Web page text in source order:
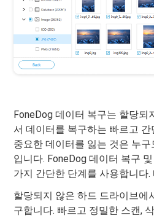
FoneDog 데이터 복구는 할당되
서 데이터를 복구하는 빠르고
중요한 데이터를 잃는 것은 누
입니다. FoneDog 데이터 복구
가지 간단한 단계를 사용합니다.
할당되지 않은 하드 드라이브에
구합니다. 빠르고 정밀한 스캔,